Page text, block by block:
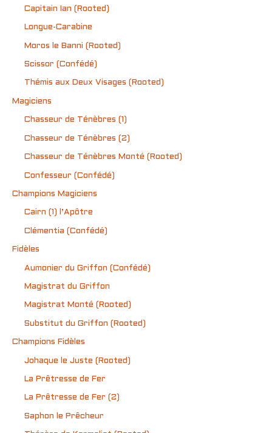
Capitain Ian (Rooted)
Longue-Carabine
Moros le Banni (Rooted)
Scissor (Confédé)
Thémis aux Deux Visages (Rooted)
Magiciens
Chasseur de Ténèbres (1)
Chasseur de Ténèbres (2)
Chasseur de Ténèbres Monté (Rooted)
Confesseur (Confédé)
Champions Magiciens
Cairn (1) l’Apôtre
Clémentia (Confédé)
Fidèles
Aumonier du Griffon (Confédé)
Magistrat du Griffon
Magistrat Monté (Rooted)
Substitut du Griffon (Rooted)
Champions Fidèles
Johaque le Juste (Rooted)
La Prêtresse de Fer
La Prêtresse de Fer (2)
Saphon le Prêcheur